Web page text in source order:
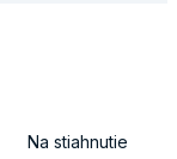
Na stiahnutie